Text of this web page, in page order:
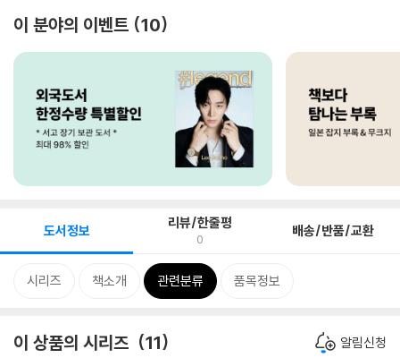
이 분야의 이벤트 10
도서정보 리뷰/한줄평
0 배송/반품/교환
시리즈 책소개 관련분류 품목정보
이 상품의 시리즈 11 알림신청